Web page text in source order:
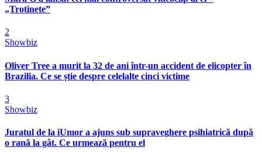
„Trotinete”
2
Showbiz
Oliver Tree a murit la 32 de ani într-un accident de elicopter în
Brazilia. Ce se știe despre celelalte cinci victime
3
Showbiz
Juratul de la iUmor a ajuns sub supraveghere psihiatrică după
o rană la gât. Ce urmează pentru el